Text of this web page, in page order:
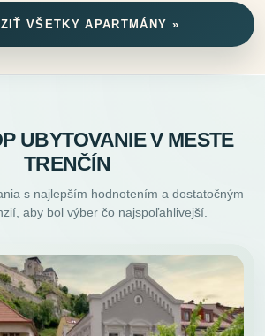
VŠETKY APARTMÁNY »
UBYTOVANIE V MESTE
TRENČÍN
s najlepším hodnotením a dostatočným
aby bol výber čo najspoľahlivejší.